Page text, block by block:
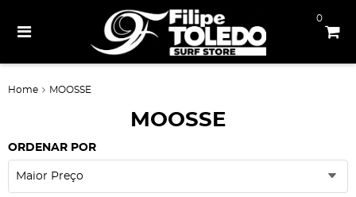
0
Home MOOSSE
MOOSSE
ORDENAR POR
Maior Preço